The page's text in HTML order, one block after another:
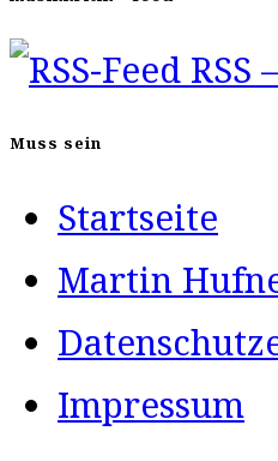
RSS
Muss sein
Startseite
Martin
Impressum